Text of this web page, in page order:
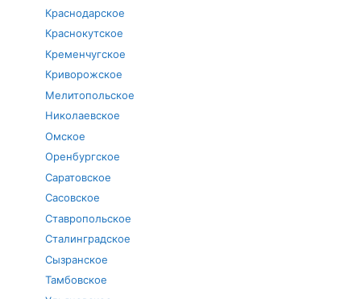
Краснодарское
Краснокутское
Кременчугское
Криворожское
Мелитопольское
Николаевское
Омское
Оренбургское
Саратовское
Сасовское
Ставропольское
Сталинградское
Сызранское
Тамбовское